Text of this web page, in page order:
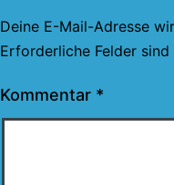
Deine E-Mail-Adresse
Erforderliche Felder sind
Kommentar *